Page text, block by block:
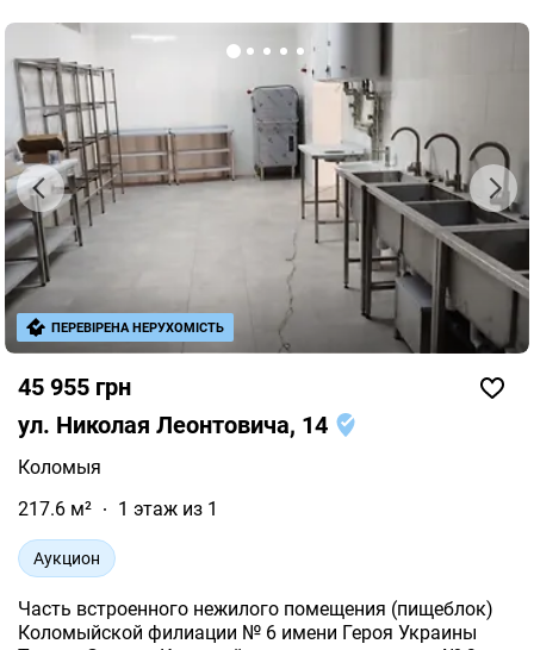
45 955 грн
ул. Николая Леонтовича, 14
Коломыя
217.6 м²
1 этаж из 1
Аукцион
Часть встроенного нежилого помещения (пищеблок)
Коломыйской филиации № 6 имени Героя Украины
ПЕРЕВІРЕНА НЕРУХОМІСТЬ